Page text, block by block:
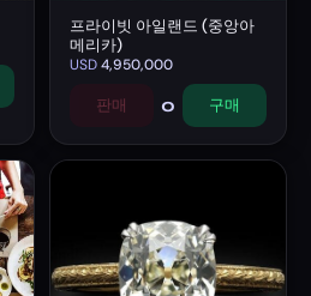
프라이빗 아일랜드 (중앙아
메리카)
USD4,950,000
판매 0 구매